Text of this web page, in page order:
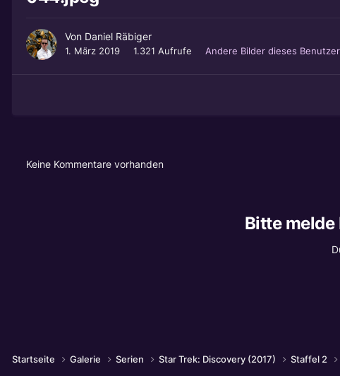
Von Daniel Räbiger
1. März 2019 1.321 Aufrufe Andere Bilder dieses
Keine Kommentare vorhanden
Bitte melde
Startseite Galerie Serien Star Trek: Discovery (2017) Staffel 2